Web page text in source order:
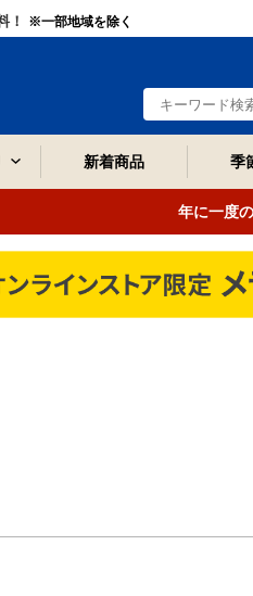
！ ※一部地域を除く
新着商品 季
年に一度